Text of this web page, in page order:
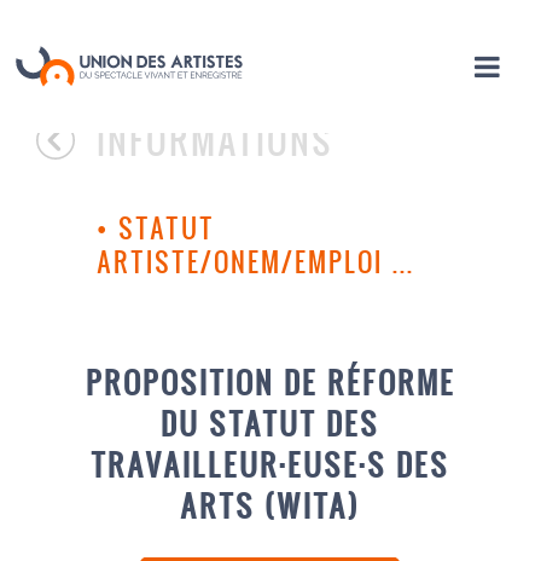
INFORMATIONS
• STATUT
ARTISTE/ONEM/EMPLOI ...
PROPOSITION DE RÉFORME
DU STATUT DES
TRAVAILLEUR·EUSE·S DES
ARTS (WITA)